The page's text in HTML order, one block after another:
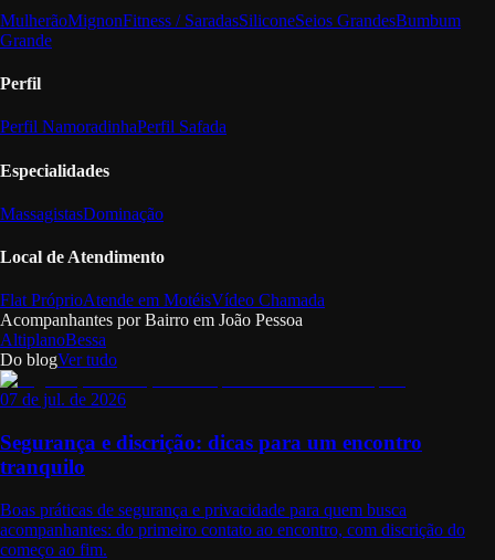
MulherãoMignonFitness / SaradasSiliconeSeios GrandesBumbum
Grande
Perfil
Perfil NamoradinhaPerfil Safada
Especialidades
MassagistasDominação
Local de Atendimento
Flat PróprioAtende em MotéisVídeo Chamada
Acompanhantes por Bairro em João Pessoa
AltiplanoBessa
Do blogVer tudo
07 de jul. de 2026
Segurança e discrição: dicas para um encontro
tranquilo
Boas práticas de segurança e privacidade para quem busca
acompanhantes: do primeiro contato ao encontro, com discrição do
começo ao fim.